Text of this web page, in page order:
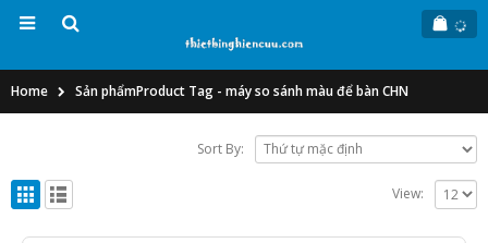
Home Sản phẩmProduct Tag - máy so sánh màu để bàn CHN
Sort By:
View: